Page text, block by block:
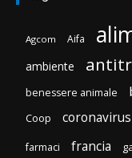
Agcom Aifa
ambiente
benessere animale
Coop coronavirus
farmaci francia